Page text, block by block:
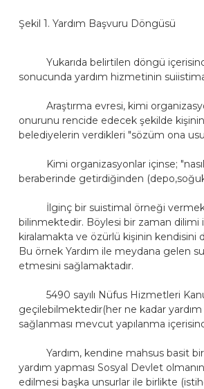
Şekil 1. Yardım Başvuru Döngüsü
Yukarıda belirtilen döngü içerisinde
sonucunda yardım hizmetinin
Araştırma evresi, kimi
onurunu rencide edecek şekilde
belediyelerin verdikleri "sözüm ona
Kimi organizasyonlar içinse; "nasıl
beraberinde getirdiğinden (depo,soğuk
İlginç bir suistimal örneği vermek
bilinmektedir. Böylesi bir zaman dilimi
kiralamakta ve özürlü kişinin kendisini
Bu örnek Yardım ile meydana gelen
etmesini sağlamaktadır.
5490 sayılı Nüfus Hizmetleri
geçilebilmektedir(her ne kadar yardım
sağlanması mevcut yapılanma
Yardım, kendine mahsus basit bir
yardım yapması Sosyal Devlet
edilmesi başka unsurlar ile birlikte